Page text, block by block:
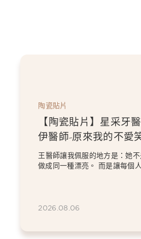
陶瓷貼片
【陶瓷貼片】星采牙
伊醫師-從門牙縫到自
白貼片打造更精緻的
王珮伊醫師在規劃貼片時，除
條件，也會從臉型比例、唇型弧
2026.06.26